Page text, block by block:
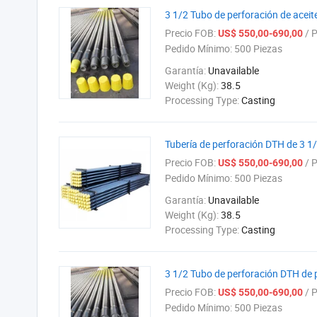
3 1/2 Tubo de perforación de
Precio FOB:US$ 550,00-690,00/
Pedido Mínimo: 500 Piezas
Garantía: Unavailable
Weight (Kg):38.5
Processing Type:Casting
Tubería de perforación DTH de 3
Precio FOB:US$ 550,00-690,00/
Pedido Mínimo: 500 Piezas
Garantía: Unavailable
Weight (Kg):38.5
Processing Type:Casting
3 1/2 Tubo de perforación DTH
Precio FOB:US$ 550,00-690,00/
Pedido Mínimo: 500 Piezas